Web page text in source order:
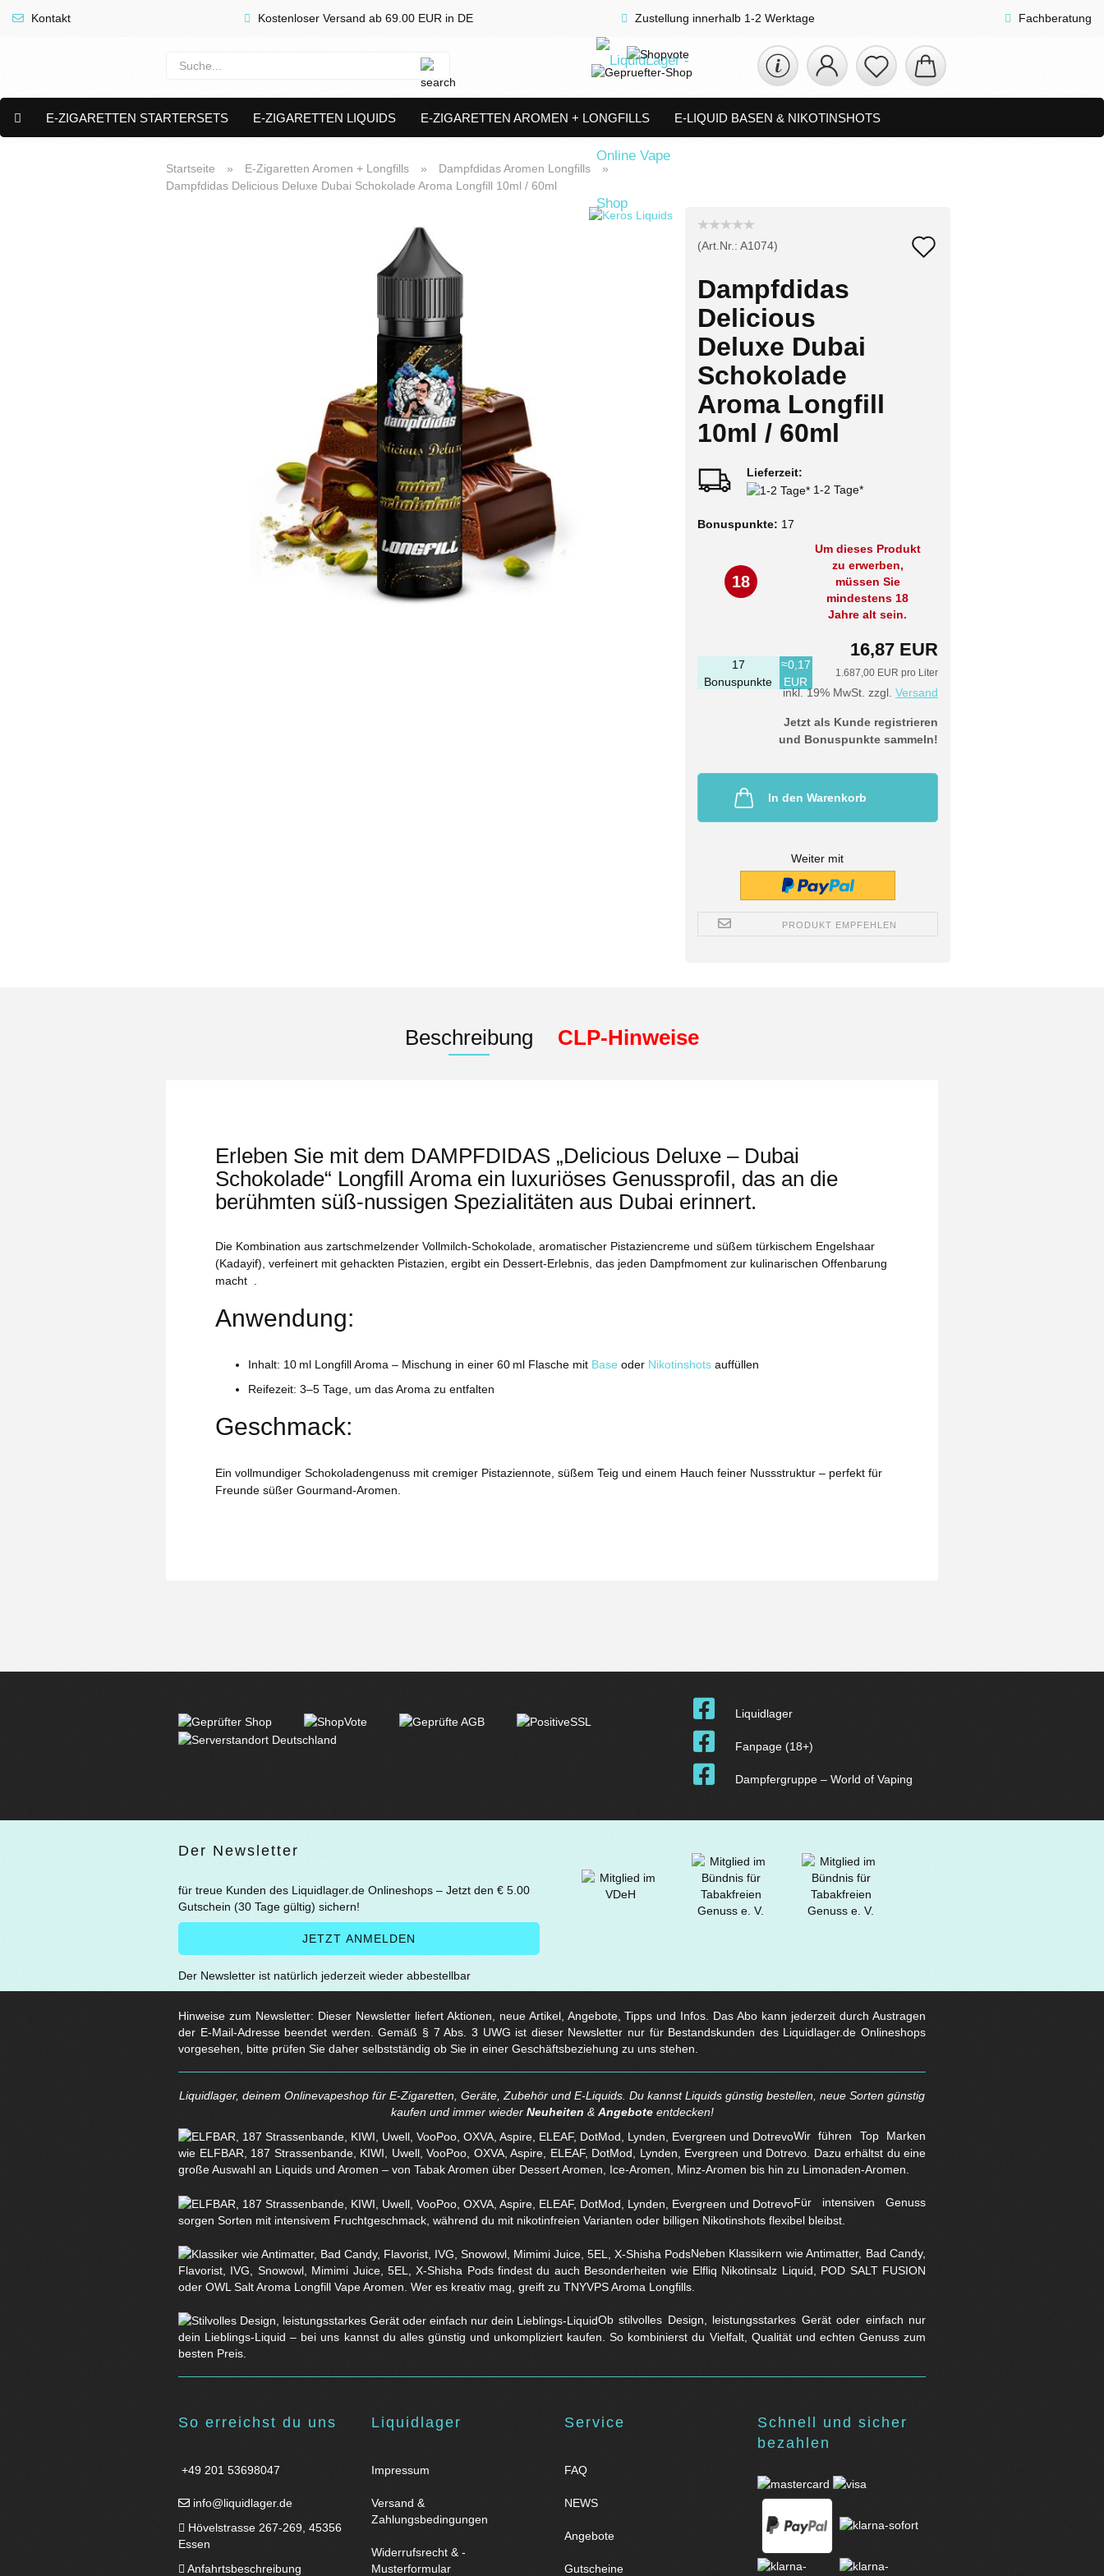
Kontakt Kostenloser Versand ab 69.00 EUR in DE Zustellung innerhalb 1-2 Werktage Fachberatung
E-ZIGARETTEN STARTERSETS E-ZIGARETTEN LIQUIDS E-ZIGARETTEN AROMEN + LONGFILLS E-LIQUID BASEN & NIKOTINSHOTS
VERDAMPFER & COILS AKKUTRÄGER & SETS
Startseite » E-Zigaretten Aromen + Longfills » Dampfdidas Aromen Longfills
»
Dampfdidas Delicious Deluxe Dubai Schokolade Aroma Longfill 10ml / 60ml
(Art.Nr.: A1074)
Dampfdidas
Delicious
Deluxe Dubai
Schokolade
Aroma Longfill
10ml / 60ml
Lieferzeit:
1-2 Tage*
Bonuspunkte: 17
18
Um dieses Produkt
zu erwerben,
müssen Sie
mindestens 18
Jahre alt sein.
16,87 EUR
1.687,00 EUR pro Liter
inkl. 19% MwSt. zzgl. Versand
17
Bonuspunkte
≈0,17
EUR
Jetzt als Kunde registrieren
und Bonuspunkte sammeln!
In den Warenkorb
Weiter mit
PRODUKT EMPFEHLEN
Beschreibung CLP-Hinweise
Erleben Sie mit dem DAMPFDIDAS „Delicious Deluxe – Dubai
Schokolade“ Longfill Aromaein luxuriöses Genussprofil, das an die
berühmten süß‑nussigen Spezialitäten aus Dubai erinnert.
Die Kombination aus zartschmelzender Vollmilch‑Schokolade, aromatischer Pistaziencreme und süßem türkischem Engelshaar
(Kadayif), verfeinert mit gehackten Pistazien, ergibt ein Dessert‑Erlebnis, das jeden Dampfmoment zur kulinarischen Offenbarung
macht
Anwendung:
Inhalt: 10 ml Longfill Aroma – Mischung in einer 60 ml Flasche mit Base oder Nikotinshots auffüllen
Reifezeit: 3–5 Tage , um das Aroma zu entfalten
Geschmack:
Ein vollmundiger Schokoladengenuss mit cremiger Pistaziennote, süßem Teig und einem Hauch feiner Nussstruktur – perfekt für
Freunde süßer Gourmand‑Aromen.
Liquidlager
Fanpage (18+)
Dampfergruppe – World of Vaping
Der Newsletter
für treue Kunden des Liquidlager.de Onlineshops – Jetzt den € 5.00
Gutschein (30 Tage gültig) sichern!
Der Newsletter ist natürlich jederzeit wieder abbestellbar
Hinweise zum Newsletter: Dieser Newsletter liefert Aktionen, neue Artikel, Angebote, Tipps und Infos. Das Abo kann jederzeit durch Austragen
der E-Mail-Adresse beendet werden. Gemäß § 7 Abs. 3 UWG ist dieser Newsletter nur für Bestandskunden des Liquidlager.de Onlineshops
vorgesehen, bitte prüfen Sie daher selbstständig ob Sie in einer Geschäftsbeziehung zu uns stehen.
Liquidlager, deinem Onlinevapeshop für E-Zigaretten, Geräte, Zubehör und E-Liquids. Du kannst Liquids günstig bestellen, neue Sorten günstig
kaufen und immer wieder Neuheiten & Angeboteentdecken!
Wir führen Top Marken
wie ELFBAR, 187 Strassenbande, KIWI, Uwell, VooPoo, OXVA, Aspire, ELEAF, DotMod, Lynden, Evergreen und Dotrevo. Dazu erhältst du eine
große Auswahl an Liquids und Aromen – von Tabak Aromen über Dessert Aromen, Ice-Aromen, Minz-Aromen bis hin zu Limonaden-Aromen.
Für intensiven Genuss
sorgen Sorten mit intensivem Fruchtgeschmack, während du mit nikotinfreien Varianten oder billigen Nikotinshots flexibel bleibst.
Neben Klassikern wie Antimatter, Bad Candy,
Flavorist, IVG, Snowowl, Mimimi Juice, 5EL, X-Shisha Pods findest du auch Besonderheiten wie Elfliq Nikotinsalz Liquid, POD SALT FUSION
oder OWL Salt Aroma Longfill Vape Aromen. Wer es kreativ mag, greift zu TNYVPS Aroma Longfills.
Ob stilvolles Design, leistungsstarkes Gerät oder einfach nur
dein Lieblings-Liquid – bei uns kannst du alles günstig und unkompliziert kaufen. So kombinierst du Vielfalt, Qualität und echten Genuss zum
besten Preis.
So erreichst du uns
+49 201 53698047
info@liquidlager.de
Hövelstrasse 267-269, 45356
Essen
Anfahrtsbeschreibung
Liquidlager
Impressum
Versand &
Zahlungsbedingungen
Widerrufsrecht & -
Musterformular
Service
FAQ
NEWS
Angebote
Gutscheine
Schnell und sicher
bezahlen